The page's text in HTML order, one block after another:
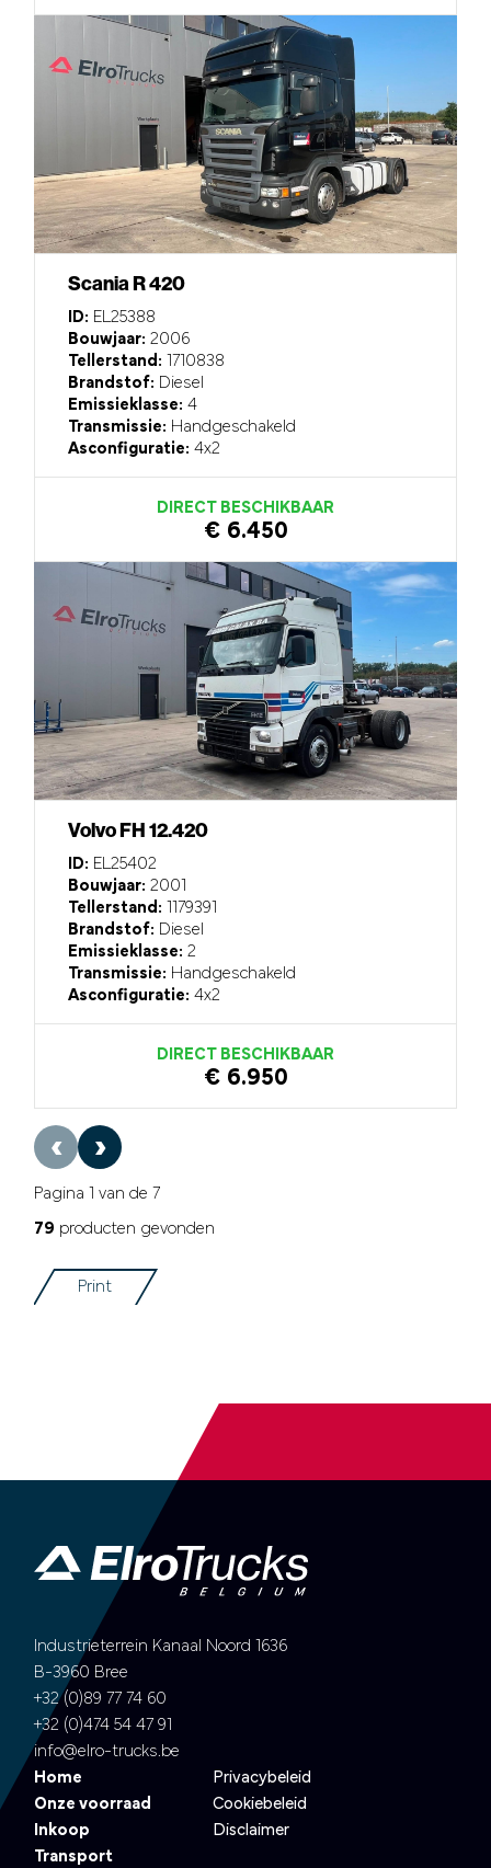
Scania R 420
ID: EL25388
Bouwjaar: 2006
Tellerstand: 1710838
Brandstof: Diesel
Emissieklasse: 4
Transmissie: Handgeschakeld
Asconfiguratie: 4x2
DIRECT BESCHIKBAAR
€ 6.450
Volvo FH 12.420
ID: EL25402
Bouwjaar: 2001
Tellerstand: 1179391
Brandstof: Diesel
Emissieklasse: 2
Transmissie: Handgeschakeld
Asconfiguratie: 4x2
DIRECT BESCHIKBAAR
€ 6.950
‹ ›
Pagina 1 van de 7
79 producten gevonden
Print
Industrieterrein Kanaal Noord 1636
B-3960 Bree
+32 (0)89 77 74 60
+32 (0)474 54 47 91
info@elro-trucks.be
Home
Onze voorraad
Inkoop
Transport
Privacybeleid
Cookiebeleid
Disclaimer